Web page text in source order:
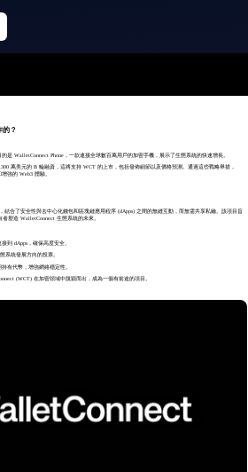
？
是 WalletConnect Phone，一款連接全球數百萬用戶的加密手機，展示了生態系統的快速增長。
萬美元的 B 輪融資，這將支持 WCT 的上市，包括發佈細節以及價格預測。通過這些戰略舉措，
強的 Web3 體驗。
合了安全性與去中心化錢包和區塊鏈應用程序 (dApps) 之間的無縫互動，而無需共享私鑰。該項目旨
塑造 WalletConnect 生態系統的未來。
到 dApps，確保高度安全。
系統發展方向的投票。
有代幣，增強網絡穩定性。
(WCT) 在加密領域中脫穎而出，成為一個有前途的項目。